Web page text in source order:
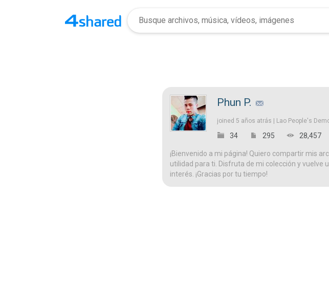
Phun P.
joined 5 años atrás | Lao People's
34 295 28,457
¡Bienvenido a mi página! Quiero compartir mis
utilidad para ti. Disfruta de mi colección y vuelve
interés. ¡Gracias por tu tiempo!